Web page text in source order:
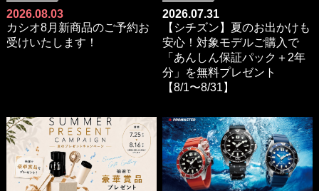
2026.08.03
カシオ8月新商品のご予約お
受けいたします！
2026.07.31
【シチズン】夏のお出かけも
安心！対象モデルご購入で
「あんしん保証パック＋2年
分」を無料プレゼント
【8/1〜8/31】